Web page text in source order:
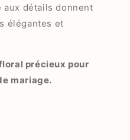
détails donnent
élégantes et
précieux pour
mariage.